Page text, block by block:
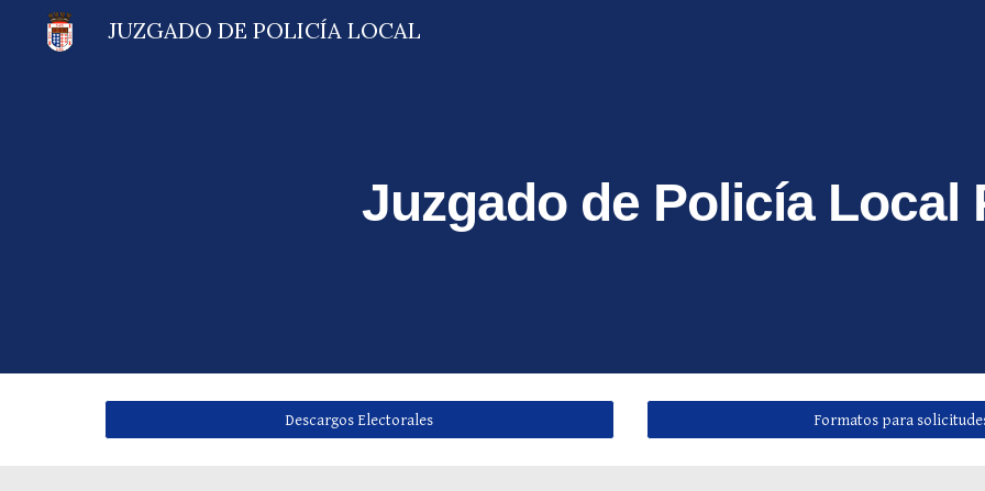
JUZGADO DE POLICÍA LOCAL
Juzgado de Policía Local
Descargos Electorales Formatos para